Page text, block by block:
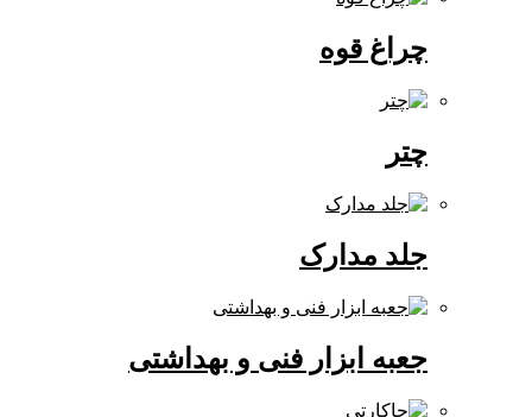
چراغ قوه
جلد مدارک
جعبه ابزار فنی و بهداشتی